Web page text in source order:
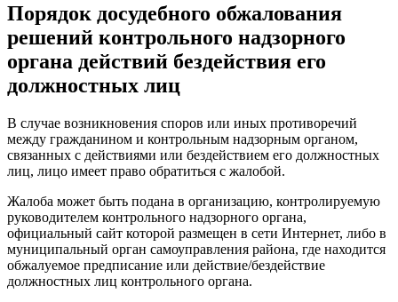
Порядок досудебного обжалования
решений контрольного надзорного
органа действий бездействия его
должностных лиц
В случае возникновения споров или иных противоречий
между гражданином и контрольным надзорным органом,
связанных с действиями или бездействием его должностных
лиц, лицо имеет право обратиться с жалобой.
Жалоба может быть подана в организацию, контролируемую
руководителем контрольного надзорного органа,
официальный сайт которой размещен в сети Интернет, либо в
муниципальный орган самоуправления района, где находится
обжалуемое предписание или действие/бездействие
должностных лиц контрольного органа.